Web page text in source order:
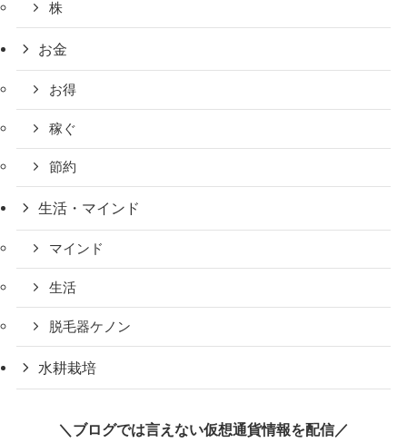
株
お金
お得
稼ぐ
節約
生活・マインド
マインド
生活
脱毛器ケノン
水耕栽培
＼ブログでは言えない仮想通貨情報を配信／